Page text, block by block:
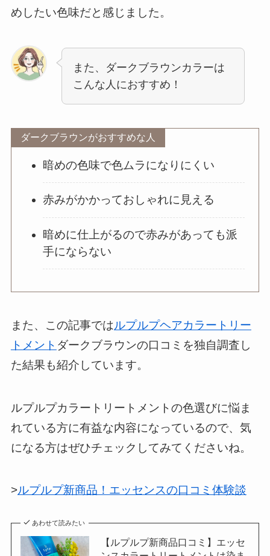
めしたい色味だと感じました。
また、ダークブラウンカラーは
こんな人におすすめ！
ダークブラウンがおすすめな人
暗めの色味で色ムラになりにくい
赤みがかかっておしゃれに見える
暗めに仕上がるので赤みがあっても派
手にならない
また、この記事ではルプルプヘアカラートリー
トメント ダークブラウンの口コミを独自調査し
た結果も紹介しています。
ルプルプカラートリートメントの色選びに悩ま
れている方に有益な内容になっているので、気
になる方はぜひチェックしてみてくださいね。
>ルプルプ新商品！エッセンスの口コミ体験談
あわせて読みたい
【ルプルプ新商品口コミ】エッセ